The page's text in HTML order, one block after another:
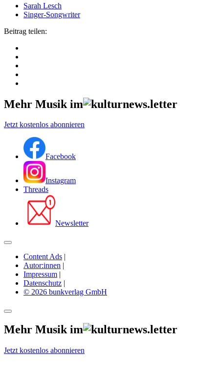
Sarah Lesch
Singer-Songwriter
Beitrag teilen:
Mehr Musik im
Jetzt kostenlos abonnieren
Facebook
Instagram
Threads
Newsletter
Content Ads |
Autor:innen |
Impressum |
Datenschutz |
© 2026 bunkverlag GmbH
Mehr Musik im
Jetzt kostenlos abonnieren